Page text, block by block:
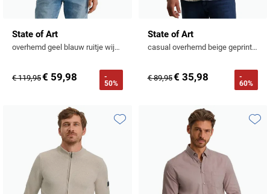
State of Art
overhemd geel blauw ruitje wijde fit linnen en katoen
€ 119,95€ 59,98
-
50%
State of Art
casual overhemd beige geprint katoen wijde fit
€ 89,95€ 35,98
-
60%
Toevoegen aan favorieten